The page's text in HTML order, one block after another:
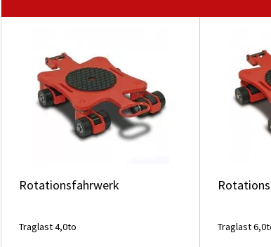
Rotationsfahrwerk
Traglast 4,0to Traglast